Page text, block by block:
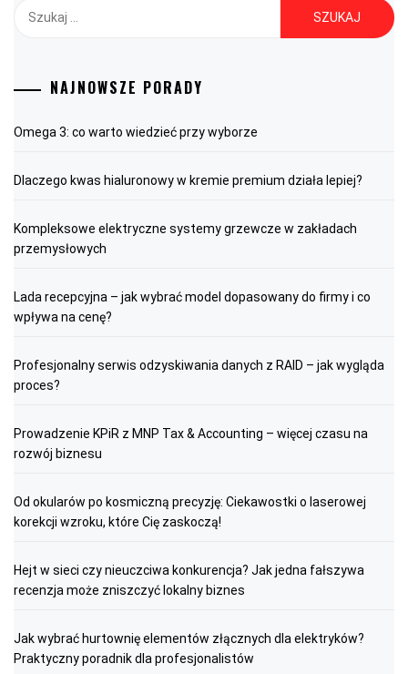
NAJNOWSZE PORADY
Omega 3: co warto wiedzieć przy wyborze
Dlaczego kwas hialuronowy w kremie premium działa lepiej?
Kompleksowe elektryczne systemy grzewcze w zakładach
przemysłowych
Lada recepcyjna – jak wybrać model dopasowany do firmy i co
wpływa na cenę?
Profesjonalny serwis odzyskiwania danych z RAID – jak wygląda
proces?
Prowadzenie KPiR z MNP Tax & Accounting – więcej czasu na
rozwój biznesu
Od okularów po kosmiczną precyzję: Ciekawostki o laserowej
korekcji wzroku, które Cię zaskoczą!
Hejt w sieci czy nieuczciwa konkurencja? Jak jedna fałszywa
recenzja może zniszczyć lokalny biznes
Jak wybrać hurtownię elementów złącznych dla elektryków?
Praktyczny poradnik dla profesjonalistów